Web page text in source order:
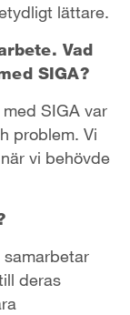
lättare.
Vad
SIGA?
SIGA var
problem. Vi
vi behövde
samarbetar
deras